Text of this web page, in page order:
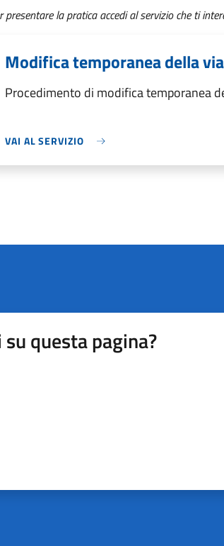
presentare la pratica accedi al servizio che ti
Modifica temporanea della
Procedimento di modifica temporanea
VAI AL SERVIZIO
questa pagina?